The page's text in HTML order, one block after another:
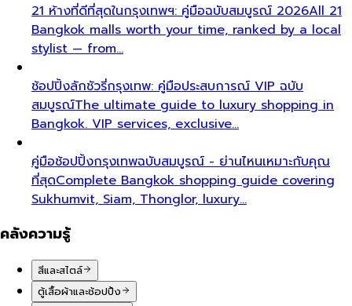
21 ห้างที่ดีที่สุดในกรุงเทพฯ: คู่มือฉบับสมบูรณ์ 2026All 21
Bangkok malls worth your time, ranked by a local
stylist — from…
ช้อปปิ้งลักชัวรี่กรุงเทพ: คู่มือประสบการณ์ VIP ฉบับ
สมบูรณ์The ultimate guide to luxury shopping in
Bangkok. VIP services, exclusive…
คู่มือช้อปปิ้งกรุงเทพฉบับสมบูรณ์ - ย่านไหนเหมาะกับคุณ
ที่สุดComplete Bangkok shopping guide covering
Sukhumvit, Siam, Thonglor, luxury…
คลังความรู้
สีและสไตล์
ตู้เสื้อผ้าและช้อปปิ้ง